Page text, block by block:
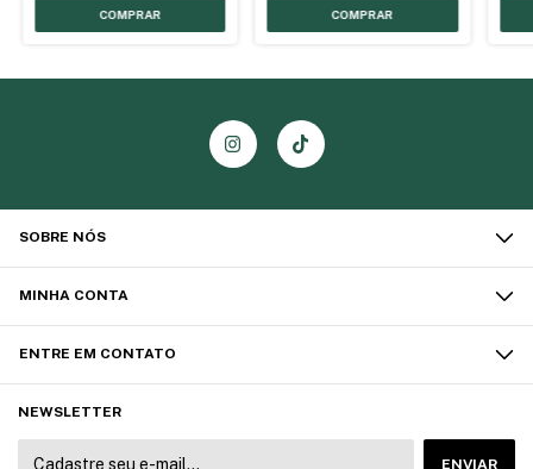
SOBRE NÓS
MINHA CONTA
ENTRE EM CONTATO
NEWSLETTER